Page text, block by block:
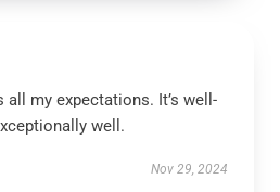
all my expectations. It’s well-
well.
Nov 29, 2024